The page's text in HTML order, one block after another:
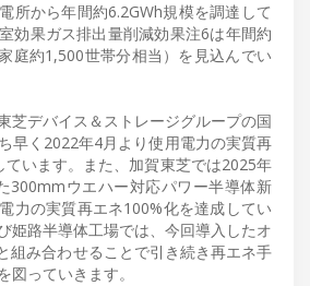
所から年間約6.2GWh規模を調達して
効果ガス排出量削減効果注6は年間約
庭約1,500世帯分相当）を見込んでい
芝デバイス＆ストレージグループの国
早く2022年4月より使用電力の実質再
ています。また、加賀東芝では2025年
300mmウエハー対応パワー半導体新
力の実質再エネ100%化を達成してい
姫路半導体工場では、今回導入したオ
組み合わせることで引き続き再エネ手
図っていきます。